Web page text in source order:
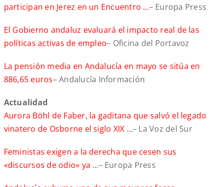
participan en Jerez en un Encuentro …– Europa Press
El Gobierno andaluz evaluará el impacto real de las
políticas activas de empleo– Oficina del Portavoz
La pensión media en Andalucía en mayo se sitúa en
886,65 euros– Andalucía Información
Actualidad
Aurora Böhl de Faber, la gaditana que salvó el legado
vinatero de Osborne el siglo XIX …– La Voz del Sur
Feministas exigen a la derecha que cesen sus
«discursos de odio» ya …– Europa Press